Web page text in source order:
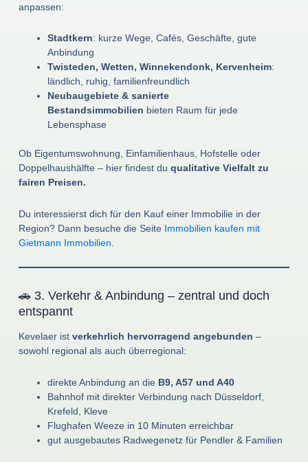
anpassen:
Stadtkern: kurze Wege, Cafés, Geschäfte, gute
Anbindung
Twisteden, Wetten, Winnekendonk, Kervenheim:
ländlich, ruhig, familienfreundlich
Neubaugebiete & sanierte
Bestandsimmobilien bieten Raum für jede
Lebensphase
Ob Eigentumswohnung, Einfamilienhaus, Hofstelle oder
Doppelhaushälfte – hier findest du qualitative Vielfalt zu
fairen Preisen.
Du interessierst dich für den Kauf einer Immobilie in der
Region? Dann besuche die Seite Immobilien kaufen mit
Gietmann Immobilien
🚗 3. Verkehr & Anbindung – zentral und doch
entspannt
Kevelaer ist verkehrlich hervorragend angebunden –
sowohl regional als auch überregional:
direkte Anbindung an die B9, A57 und A40
Bahnhof mit direkter Verbindung nach Düsseldorf,
Krefeld, Kleve
Flughafen Weeze in 10 Minuten erreichbar
gut ausgebautes Radwegenetz für Pendler & Familien